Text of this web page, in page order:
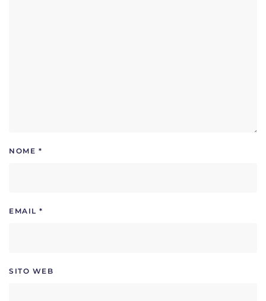
NOME *
EMAIL *
SITO WEB